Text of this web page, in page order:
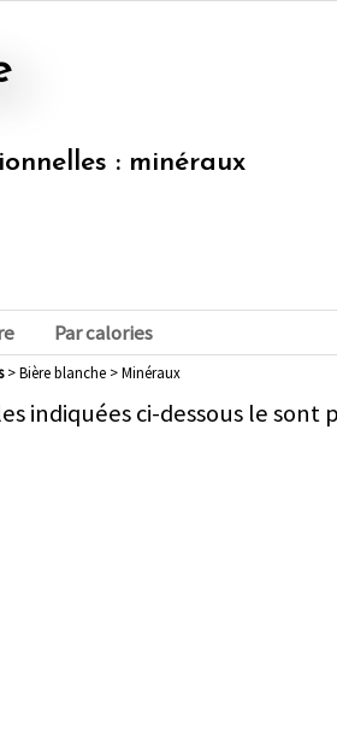
: minéraux
Par calories
> Bière blanche > Minéraux
indiquées ci-dessous le sont